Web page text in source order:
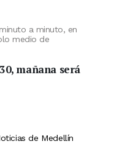
a minuto, en
medio de
mañana será
de Medellín